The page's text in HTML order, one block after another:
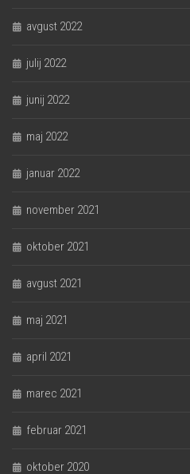
avgust 2022
julij 2022
junij 2022
maj 2022
januar 2022
november 2021
oktober 2021
avgust 2021
maj 2021
april 2021
marec 2021
februar 2021
oktober 2020